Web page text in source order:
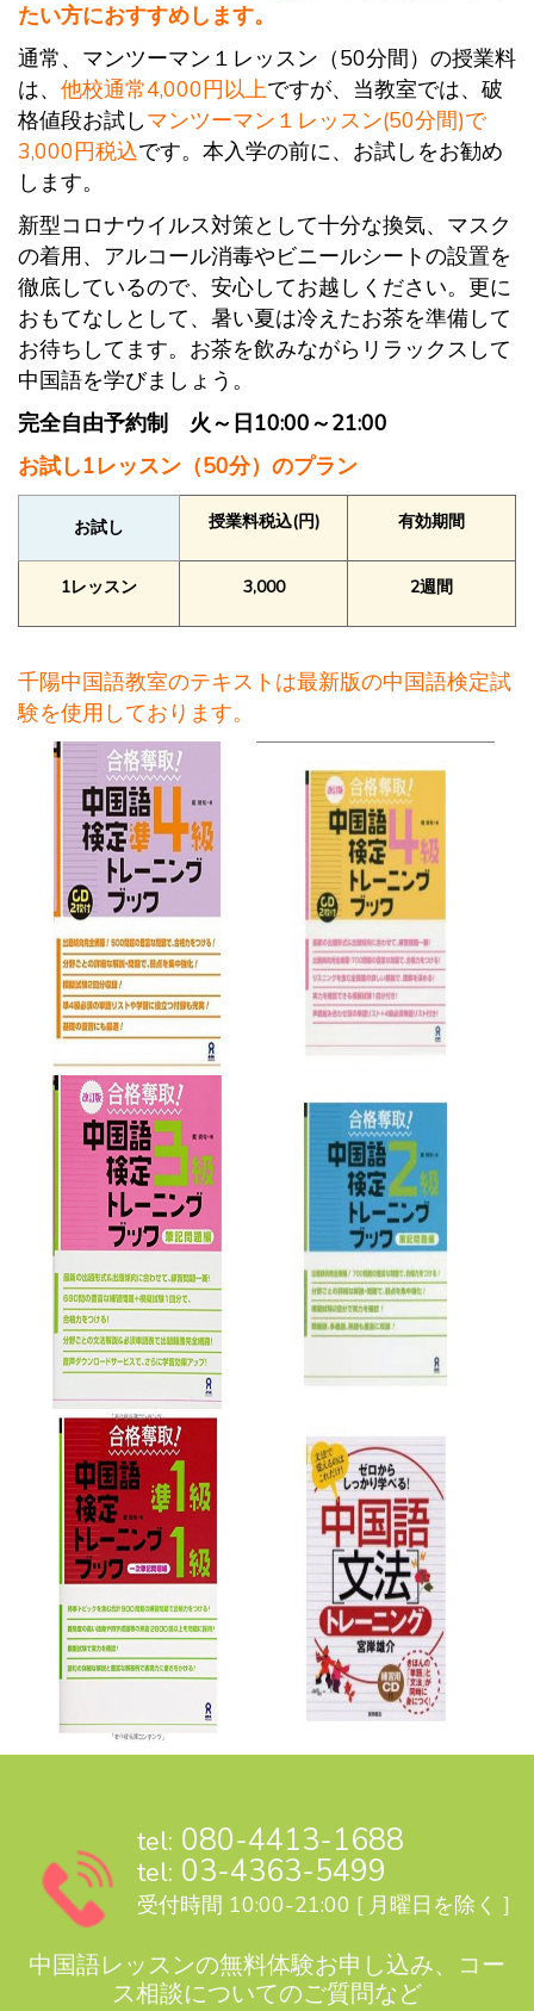
たい方におすすめします。
通常、マンツーマン１レッスン（50分間）の授業料
は、 他校通常4,000円以上ですが、当教室では、破
格値段お試しマンツーマン１レッスン(50分間)で
3,000円税込です。 本入学の前に、お試しをお勧め
します。
新型コロナウイルス対策として十分な換気、マスク
の着用、アルコール消毒やビニールシートの設置を
徹底しているので、安心してお越しください。更に
おもてなしとして、暑い夏は冷えたお茶を準備して
お待ちしてます。お茶を飲みながらリラックスして
中国語を学びましょう。
完全自由予約制 火～日10:00～21:00
お試し1レッスン（50分）のプラン
お試し 授業料税込(円) 有効期間
1レッスン 3,000 2週間
千陽中国語教室のテキストは最新版の中国語検定試
験を使用しております。
tel: 080-4413-1688
tel: 03-4363-5499
受付時間 10:00-21:00 [ 月曜日を除く ]
中国語レッスンの無料体験お申し込み、コー
ス相談についてのご質問など